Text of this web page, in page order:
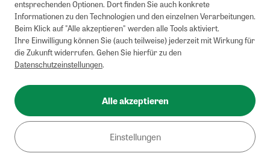
entsprechenden Optionen. Dort finden Sie auch konkrete
Informationen zu den Technologien und den einzelnen Verarbeitungen.
Beim Klick auf "Alle akzeptieren" werden alle Tools aktiviert.
Ihre Einwilligung können Sie (auch teilweise) jederzeit mit Wirkung für
die Zukunft widerrufen. Gehen Sie hierfür zu den
Datenschutzeinstellungen.
Alle akzeptieren
Einstellungen